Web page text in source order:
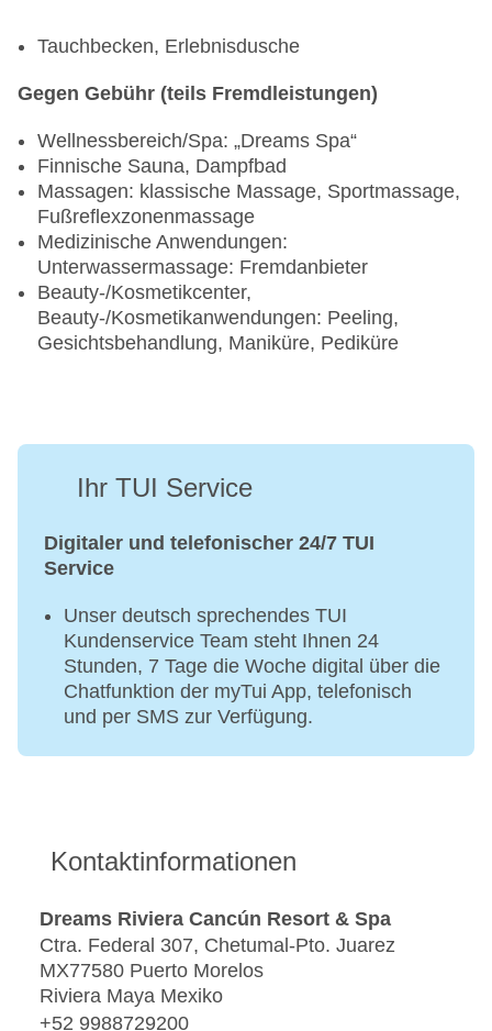
Tauchbecken, Erlebnisdusche
Gegen Gebühr (teils Fremdleistungen)
Wellnessbereich/Spa: „Dreams Spa“
Finnische Sauna, Dampfbad
Massagen: klassische Massage, Sportmassage,
Fußreflexzonenmassage
Medizinische Anwendungen:
Unterwassermassage: Fremdanbieter
Beauty-/Kosmetikcenter,
Beauty-/Kosmetikanwendungen: Peeling,
Gesichtsbehandlung, Maniküre, Pediküre
Ihr TUI Service
Digitaler und telefonischer 24/7 TUI
Service
Unser deutsch sprechendes TUI
Kundenservice Team steht Ihnen 24
Stunden, 7 Tage die Woche digital über die
Chatfunktion der myTui App, telefonisch
und per SMS zur Verfügung.
Kontaktinformationen
Dreams Riviera Cancún Resort & Spa
Ctra. Federal 307, Chetumal-Pto. Juarez
MX77580 Puerto Morelos
Riviera Maya Mexiko
+52 9988729200